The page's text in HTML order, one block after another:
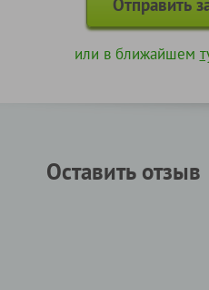
или в ближайшем
Оставить отзыв